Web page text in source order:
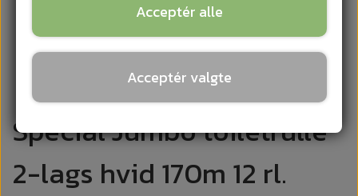
Special Jumbo toiletrulle
2-lags hvid 170m 12 rl.
Acceptér alle
Acceptér valgte